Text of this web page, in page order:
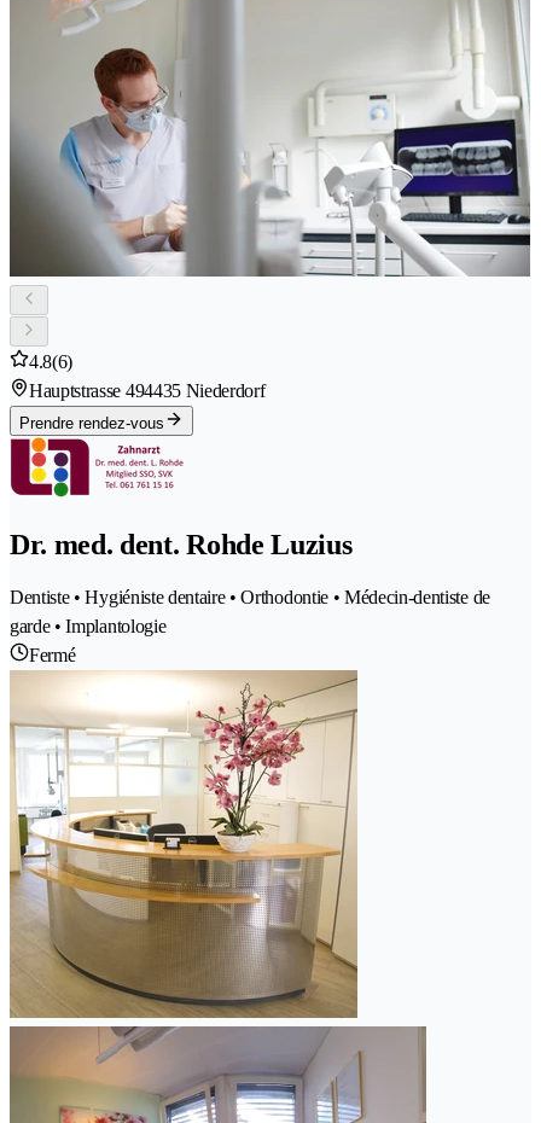
4.8(6)
Hauptstrasse 494435 Niederdorf
Prendre rendez-vous
Dr. med. dent. Rohde Luzius
Dentiste • Hygiéniste dentaire • Orthodontie • Médecin-dentiste de
garde • Implantologie
Fermé